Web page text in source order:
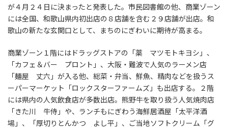
が４月２４日に決まったと発表した。市民図書館の他、商業ゾーン
には全国、和歌山県内初出店の８店舗を含む２９店舗が出店。和
歌山の新たな玄関口として、まちのにぎわいに期待が高まる。
商業ゾーン１階にはドラッグストアの「薬 マツモトキヨシ」、
「カフェ＆バー プロント」、大阪・難波で人気のラーメン店
「麺屋 丈六」が入る他、総菜・弁当、鮮魚、精肉などを扱うス
ーパーマーケット「ロックスターファームズ」も出店する。２階
には県内の人気飲食店が多数出店。熊野牛を取り扱う人気焼肉店
「きた川 牛侍」や、ランチもにぎわう海鮮居酒屋「太平洋酒
場」、「厚切りとんかつ よし平」、ご当地ソフトクリーム「グ